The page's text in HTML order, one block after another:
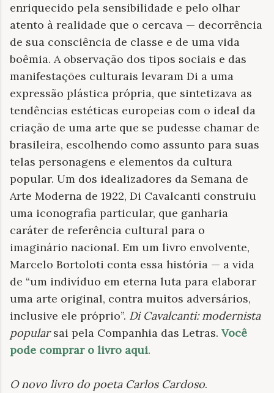
enriquecido pela sensibilidade e pelo olhar
atento à realidade que o cercava — decorrência
de sua consciência de classe e de uma vida
boêmia. A observação dos tipos sociais e das
manifestações culturais levaram Di a uma
expressão plástica própria, que sintetizava as
tendências estéticas europeias com o ideal da
criação de uma arte que se pudesse chamar de
brasileira, escolhendo como assunto para suas
telas personagens e elementos da cultura
popular. Um dos idealizadores da Semana de
Arte Moderna de 1922, Di Cavalcanti construiu
uma iconografia particular, que ganharia
caráter de referência cultural para o
imaginário nacional. Em um livro envolvente,
Marcelo Bortoloti conta essa história — a vida
de “um indivíduo em eterna luta para elaborar
uma arte original, contra muitos adversários,
inclusive ele próprio”. Di Cavalcanti: modernista
popularsai pela Companhia das Letras. Você
pode comprar o livro aqui.
O novo livro do poeta Carlos Cardoso.